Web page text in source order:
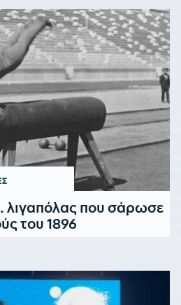
που σάρωσε
του 1896